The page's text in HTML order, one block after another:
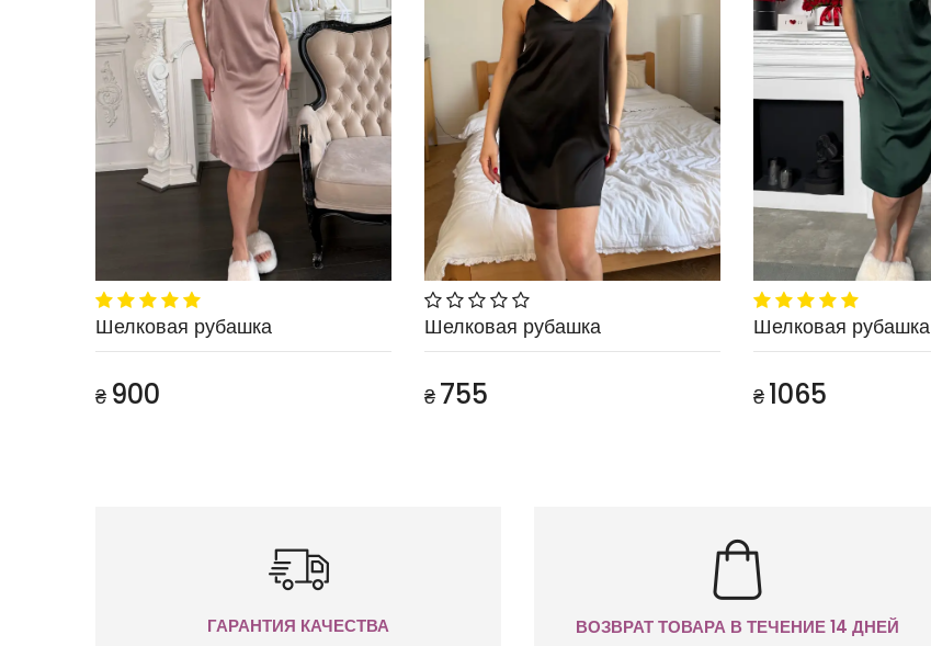
Шелковая рубашка
₴ 900
Шелковая рубашка
₴ 755
Шелковая рубашка
₴ 1065
ГАРАНТИЯ КАЧЕСТВА ВОЗВРАТ ТОВАРА В ТЕЧЕНИЕ 14 ДНЕЙ